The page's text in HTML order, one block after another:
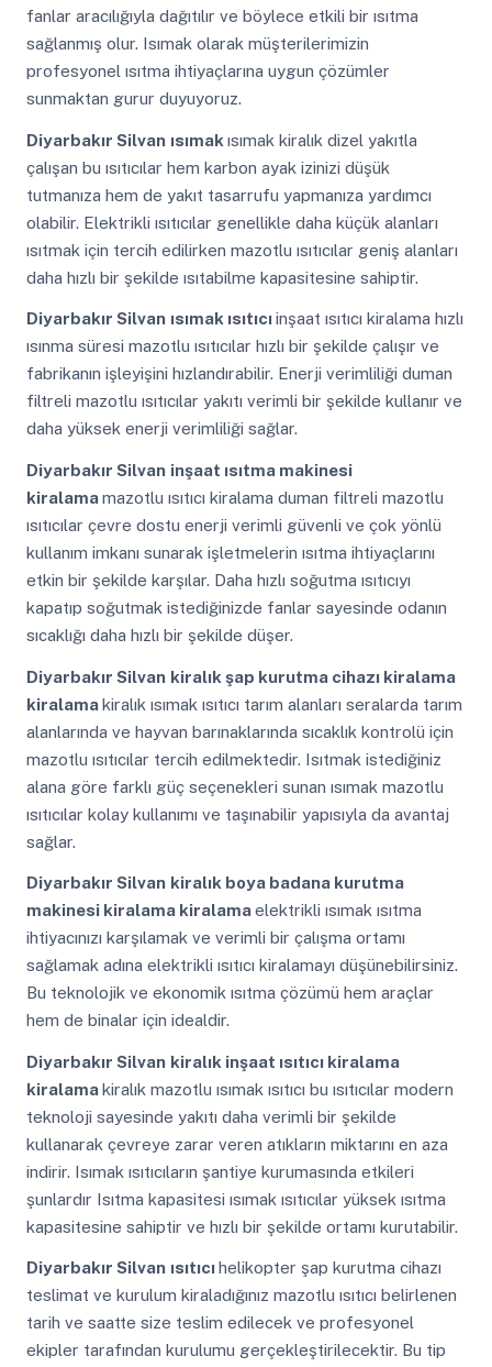
fanlar aracılığıyla dağıtılır ve böylece etkili bir ısıtma
sağlanmış olur. Isımak olarak müşterilerimizin
profesyonel ısıtma ihtiyaçlarına uygun çözümler
sunmaktan gurur duyuyoruz.
Diyarbakır Silvan ısımak ısımak kiralık dizel yakıtla
çalışan bu ısıtıcılar hem karbon ayak izinizi düşük
tutmanıza hem de yakıt tasarrufu yapmanıza yardımcı
olabilir. Elektrikli ısıtıcılar genellikle daha küçük alanları
ısıtmak için tercih edilirken mazotlu ısıtıcılar geniş alanları
daha hızlı bir şekilde ısıtabilme kapasitesine sahiptir.
Diyarbakır Silvan ısımak ısıtıcıinşaat ısıtıcı kiralama hızlı
ısınma süresi mazotlu ısıtıcılar hızlı bir şekilde çalışır ve
fabrikanın işleyişini hızlandırabilir. Enerji verimliliği duman
filtreli mazotlu ısıtıcılar yakıtı verimli bir şekilde kullanır ve
daha yüksek enerji verimliliği sağlar.
Diyarbakır Silvan inşaat ısıtma makinesi
kiralamamazotlu ısıtıcı kiralama duman filtreli mazotlu
ısıtıcılar çevre dostu enerji verimli güvenli ve çok yönlü
kullanım imkanı sunarak işletmelerin ısıtma ihtiyaçlarını
etkin bir şekilde karşılar. Daha hızlı soğutma ısıtıcıyı
kapatıp soğutmak istediğinizde fanlar sayesinde odanın
sıcaklığı daha hızlı bir şekilde düşer.
Diyarbakır Silvan kiralık şap kurutma cihazı kiralama
kiralamakiralık ısımak ısıtıcı tarım alanları seralarda tarım
alanlarında ve hayvan barınaklarında sıcaklık kontrolü için
mazotlu ısıtıcılar tercih edilmektedir. Isıtmak istediğiniz
alana göre farklı güç seçenekleri sunan ısımak mazotlu
ısıtıcılar kolay kullanımı ve taşınabilir yapısıyla da avantaj
sağlar.
Diyarbakır Silvan kiralık boya badana kurutma
makinesi kiralama kiralamaelektrikli ısımak ısıtma
ihtiyacınızı karşılamak ve verimli bir çalışma ortamı
sağlamak adına elektrikli ısıtıcı kiralamayı düşünebilirsiniz.
Bu teknolojik ve ekonomik ısıtma çözümü hem araçlar
hem de binalar için idealdir.
Diyarbakır Silvan kiralık inşaat ısıtıcı kiralama
kiralamakiralık mazotlu ısımak ısıtıcı bu ısıtıcılar modern
teknoloji sayesinde yakıtı daha verimli bir şekilde
kullanarak çevreye zarar veren atıkların miktarını en aza
indirir. Isımak ısıtıcıların şantiye kurumasında etkileri
şunlardır Isıtma kapasitesi ısımak ısıtıcılar yüksek ısıtma
kapasitesine sahiptir ve hızlı bir şekilde ortamı kurutabilir.
Diyarbakır Silvan ısıtıcıhelikopter şap kurutma cihazı
teslimat ve kurulum kiraladığınız mazotlu ısıtıcı belirlenen
tarih ve saatte size teslim edilecek ve profesyonel
ekipler tarafından kurulumu gerçekleştirilecektir. Bu tip